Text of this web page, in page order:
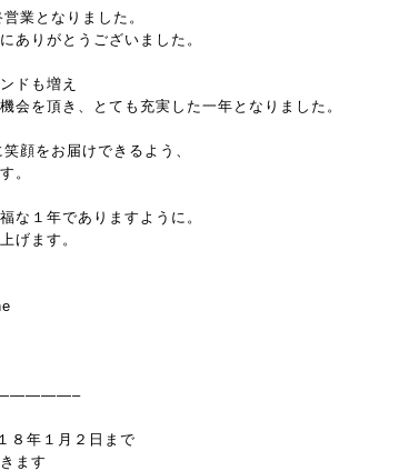
業となりました。
ありがとうございました。
ドも増え
会を頂き、とても充実した一年となりました。
顔をお届けできるよう、
。
な１年でありますように。
上げます。
８年１月２日まで
ます